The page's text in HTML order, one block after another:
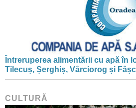
Întreruperea alimentării cu apă în
Tilecuș, Șerghiș, Vârciorog și
CULTURĂ